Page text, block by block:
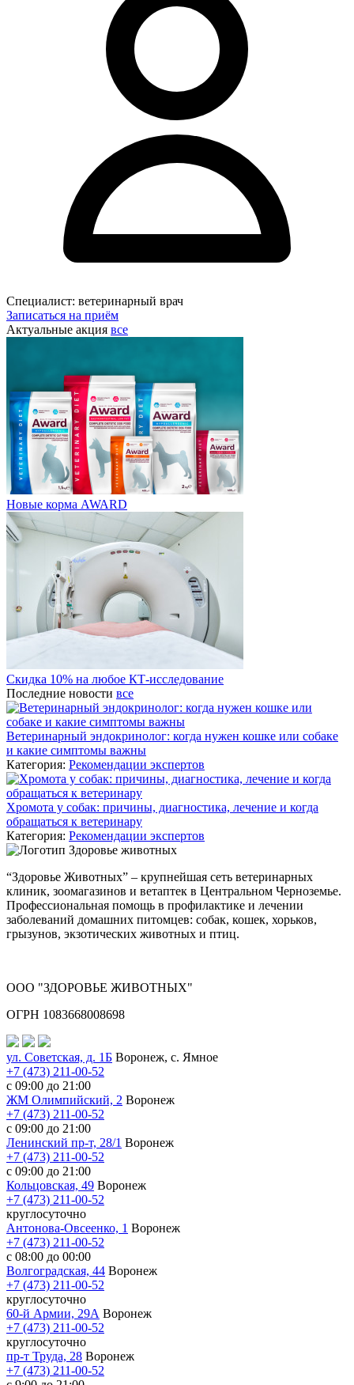
Специалист: ветеринарный врач
Записаться на приём
Актуальные акция все
Новые корма AWARD
Скидка 10% на любое КТ-исследование
Последние новости все
Ветеринарный эндокринолог: когда нужен кошке или собаке
и какие симптомы важны
Категория: Рекомендации экспертов
Хромота у собак: причины, диагностика, лечение и когда
обращаться к ветеринару
Категория: Рекомендации экспертов
“Здоровье Животных” – крупнейшая сеть ветеринарных
клиник, зоомагазинов и ветаптек в Центральном Черноземье.
Профессиональная помощь в профилактике и лечении
заболеваний домашних питомцев: собак, кошек, хорьков,
грызунов, экзотических животных и птиц.
ООО "ЗДОРОВЬЕ ЖИВОТНЫХ"
ОГРН 1083668008698
ул. Советская, д. 1Б Воронеж, с. Ямное
+7 (473) 211-00-52
с 09:00 до 21:00
ЖМ Олимпийский, 2 Воронеж
+7 (473) 211-00-52
с 09:00 до 21:00
Ленинский пр-т, 28/1 Воронеж
+7 (473) 211-00-52
с 09:00 до 21:00
Кольцовская, 49 Воронеж
+7 (473) 211-00-52
круглосуточно
Антонова-Овсеенко, 1 Воронеж
+7 (473) 211-00-52
с 08:00 до 00:00
Волгоградская, 44 Воронеж
+7 (473) 211-00-52
круглосуточно
60-й Армии, 29А Воронеж
+7 (473) 211-00-52
круглосуточно
пр-т Труда, 28 Воронеж
+7 (473) 211-00-52